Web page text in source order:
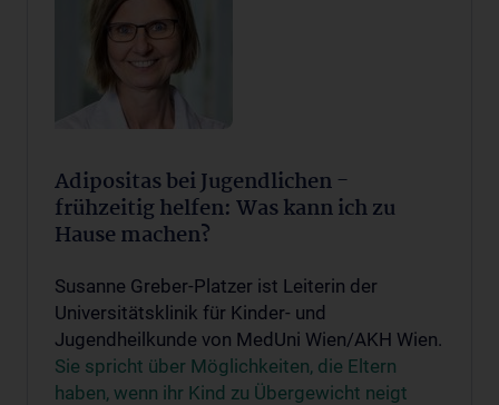
Adipositas bei Jugendlichen -
frühzeitig helfen: Was kann ich zu
Hause machen?
Susanne Greber-Platzer ist Leiterin der
Universitätsklinik für Kinder- und
Jugendheilkunde von MedUni Wien/AKH Wien.
Sie spricht über Möglichkeiten, die Eltern
haben, wenn ihr Kind zu Übergewicht neigt